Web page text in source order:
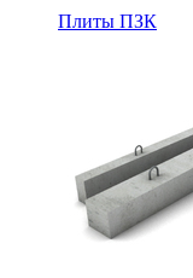
Плиты ПЗК